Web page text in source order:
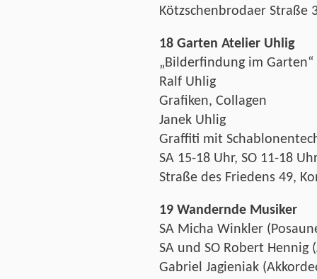
Kötzschenbrodaer Straße
18 Garten Atelier Uhlig
„Bilderfindung im Garten“
Ralf Uhlig
Grafiken, Collagen
Janek Uhlig
Graffiti mit
SA 15-18 Uhr, SO 11-18
Straße des Friedens 49,
19 Wandernde Musiker
SA Micha Winkler
SA und SO Robert
Gabriel Jagieniak